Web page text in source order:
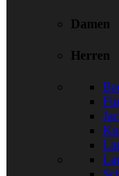
Damen
Herren